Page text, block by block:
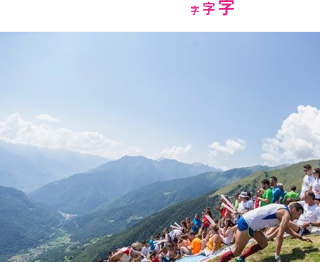
字Decrease
字Reset
字Increase
font